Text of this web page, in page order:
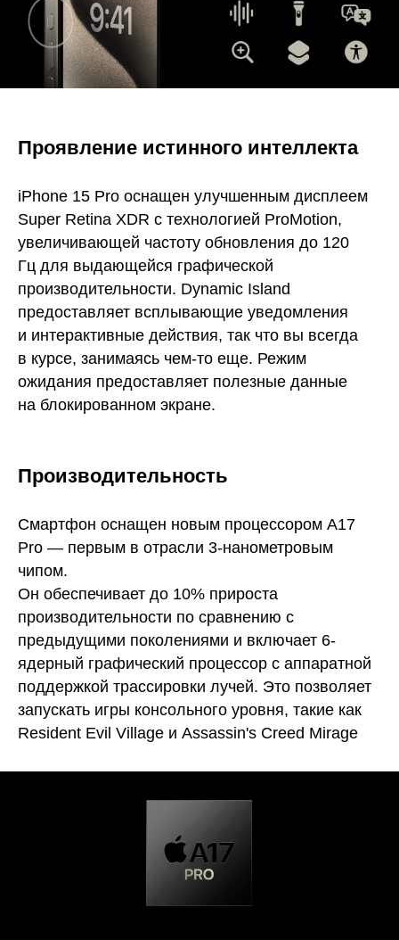
Проявление истинного интеллекта
iPhone 15 Pro оснащен улучшенным дисплеем
Super Retina XDR с технологией ProMotion,
увеличивающей частоту обновления до 120
Гц для выдающейся графической
производительности. Dynamic Island
предоставляет всплывающие уведомления
и интерактивные действия, так что вы всегда
в курсе, занимаясь чем-то еще. Режим
ожидания предоставляет полезные данные
на блокированном экране.
Производительность
Смартфон оснащен новым процессором A17
Pro — первым в отрасли 3-нанометровым
чипом.
Он обеспечивает до 10% прироста
производительности по сравнению с
предыдущими поколениями и включает 6-
ядерный графический процессор с аппаратной
поддержкой трассировки лучей. Это позволяет
запускать игры консольного уровня, такие как
Resident Evil Village и Assassin's Creed Mirage